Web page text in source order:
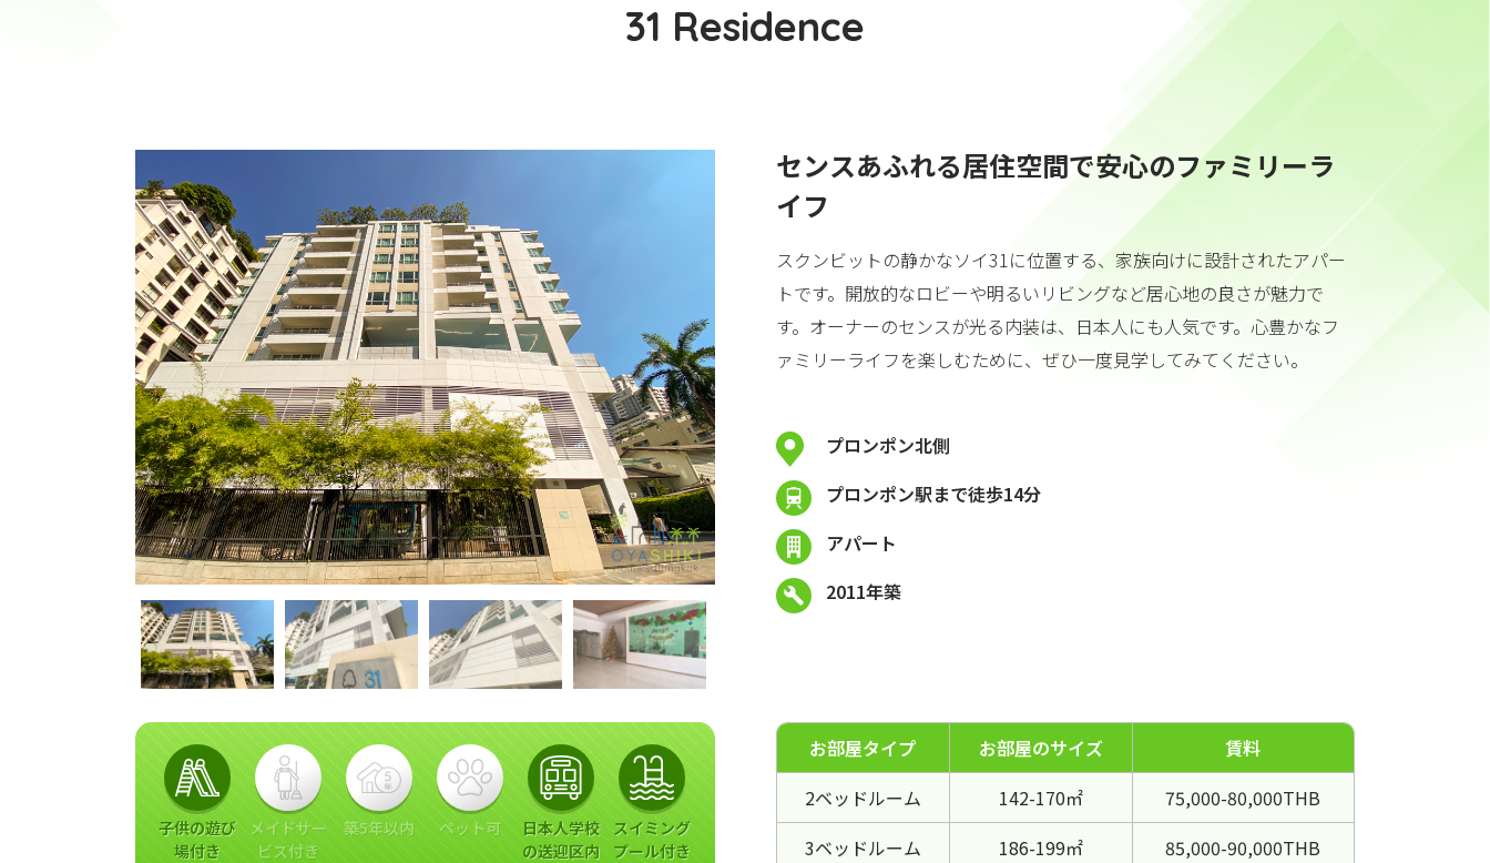
31 Residence
センスあふれる居住空間で安心のファミリーラ
イフ
スクンビットの静かなソイ31に位置する、家族向けに設計されたアパー
トです。開放的なロビーや明るいリビングなど居心地の良さが魅力で
す。オーナーのセンスが光る内装は、日本人にも人気です。心豊かなフ
ァミリーライフを楽しむために、ぜひ一度見学してみてください。
プロンポン北側
プロンポン駅まで徒歩14分
アパート
2011年築
お部屋タイプ お部屋のサイズ
賃料
2ベッドルーム
142-170㎡
75,000-80,000THB
3ベッドルーム
186-199㎡ 85,000-90,000THB
子供の遊び
場付き
メイドサー
ビス付き
築5年以内 ペット可
日本人学校
の送迎区内
スイミング
プール付き